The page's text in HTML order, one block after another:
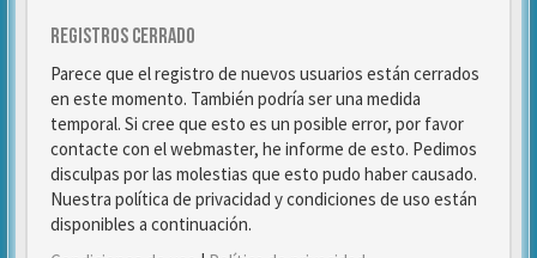
Registros cerrado
Parece que el registro de nuevos usuarios están cerrados
en este momento. También podría ser una medida
temporal. Si cree que esto es un posible error, por favor
contacte con el webmaster, he informe de esto. Pedimos
disculpas por las molestias que esto pudo haber causado.
Nuestra política de privacidad y condiciones de uso están
disponibles a continuación.